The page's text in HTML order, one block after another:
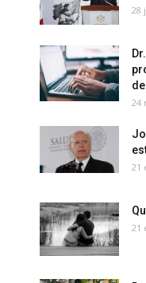
28
24
21
21